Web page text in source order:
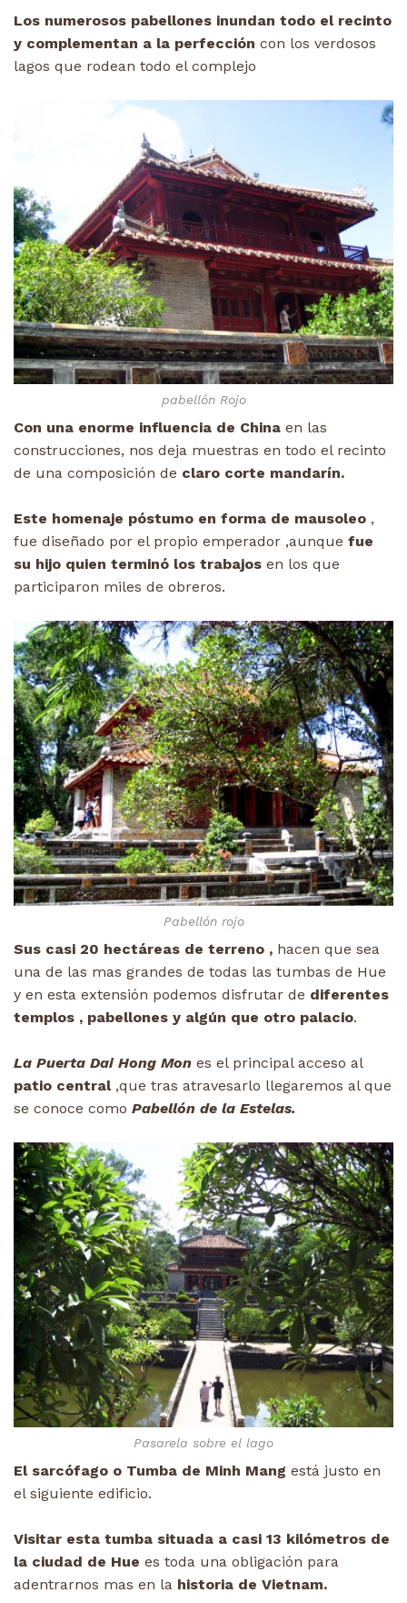
Los numerosos pabellones inundan todo el recinto
y complementan a la perfección con los verdosos
lagos que rodean todo el complejo
pabellón Rojo
Con una enorme influencia de China en las
construcciones, nos deja muestras en todo el recinto
de una composición de claro corte mandarín.
Este homenaje póstumo en forma de mausoleo ,
fue diseñado por el propio emperador ,aunque fue
su hijo quien terminó los trabajos en los que
participaron miles de obreros.
Pabellón rojo
Sus casi 20 hectáreas de terreno , hacen que sea
una de las mas grandes de todas las tumbas de Hue
y en esta extensión podemos disfrutar de diferentes
templos , pabellones y algún que otro palacio.
La Puerta Dai Hong Mon es el principal acceso al
patio central,que tras atravesarlo llegaremos al que
se conoce como Pabellón de la Estelas.
Pasarela sobre el lago
El sarcófago o Tumba de Minh Mang está justo en
el siguiente edificio.
Visitar esta tumba situada a casi 13 kilómetros de
la ciudad de Hue es toda una obligación para
adentrarnos mas en la historia de Vietnam.